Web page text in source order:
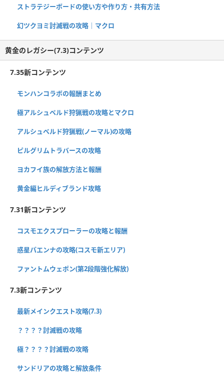
ストラテジーボードの使い方や作り方・共有方法
幻ツクヨミ討滅戦の攻略｜マクロ
黄金のレガシー(7.3)コンテンツ
7.35新コンテンツ
モンハンコラボの報酬まとめ
極アルシュベルド狩猟戦の攻略とマクロ
アルシュベルド狩猟戦(ノーマル)の攻略
ピルグリムトラバースの攻略
ヨカフイ族の解放方法と報酬
黄金編ヒルディブランド攻略
7.31新コンテンツ
コスモエクスプローラーの攻略と報酬
惑星パエンナの攻略(コスモ新エリア)
ファントムウェポン(第2段階強化解放)
7.3新コンテンツ
最新メインクエスト攻略(7.3)
？？？？討滅戦の攻略
極？？？？討滅戦の攻略
サンドリアの攻略と解放条件